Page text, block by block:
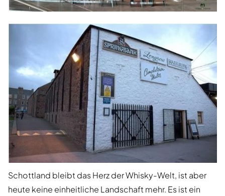
Schottland bleibt das Herz der Whisky-Welt, ist aber
heute keine einheitliche Landschaft mehr. Es ist ein